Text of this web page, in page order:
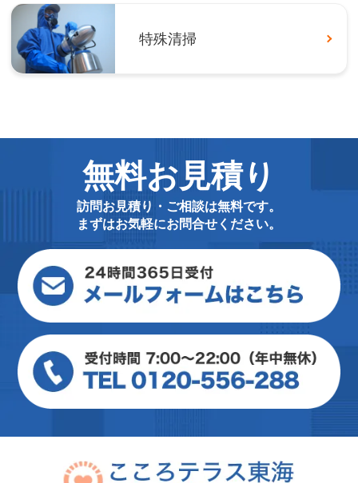
特殊清掃
無料お見積り
訪問お見積り・ご相談は無料です。
まずはお気軽にお問合せください。